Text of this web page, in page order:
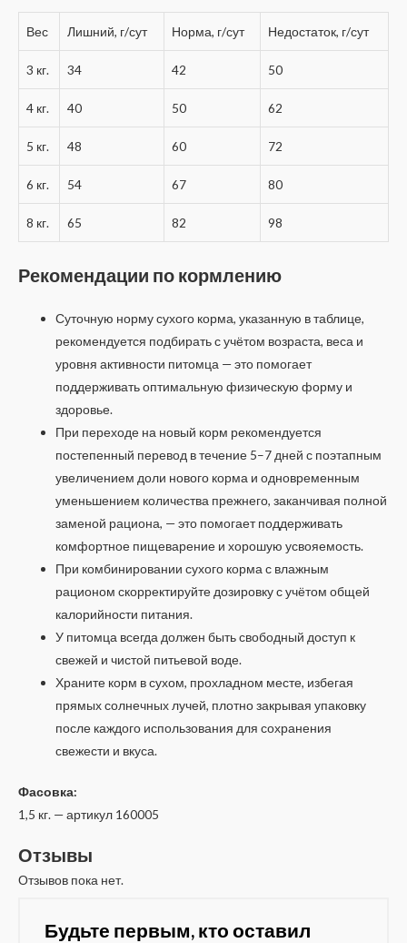
Вес Лишний, г/сут Норма, г/сут Недостаток, г/сут
3 кг. 34 42 50
4 кг. 40 50 62
5 кг. 48 60 72
6 кг. 54 67 80
8 кг. 65 82 98
Рекомендации по кормлению
Суточную норму сухого корма, указанную в таблице,
рекомендуется подбирать с учётом возраста, веса и
уровня активности питомца — это помогает
поддерживать оптимальную физическую форму и
здоровье.
При переходе на новый корм рекомендуется
постепенный перевод в течение 5–7 дней с поэтапным
увеличением доли нового корма и одновременным
уменьшением количества прежнего, заканчивая полной
заменой рациона, — это помогает поддерживать
комфортное пищеварение и хорошую усвояемость.
При комбинировании сухого корма с влажным
рационом скорректируйте дозировку с учётом общей
калорийности питания.
У питомца всегда должен быть свободный доступ к
свежей и чистой питьевой воде.
Храните корм в сухом, прохладном месте, избегая
прямых солнечных лучей, плотно закрывая упаковку
после каждого использования для сохранения
свежести и вкуса.
Фасовка:
1,5 кг. — артикул 160005
Отзывы
Отзывов пока нет.
Будьте первым, кто оставил